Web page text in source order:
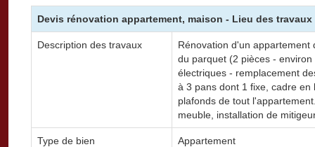
Devis rénovation appartement, maison - Lieu des
Description des travaux
Rénovation d'un appartement
du parquet (2 pièces -
électriques - remplacement
à 3 pans dont 1 fixe, cadre
plafonds de tout
meuble, installation de
Type de bien Appartement